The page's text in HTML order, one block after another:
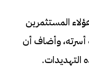
المستثمرين
أسرته، وأضاف أن